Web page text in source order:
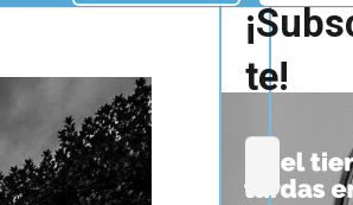
te!